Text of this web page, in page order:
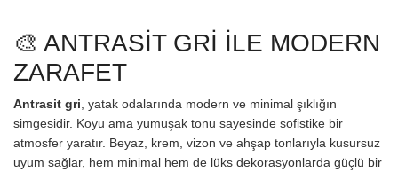
🎨 ANTRASİT GRİ İLE MODERN
ZARAFET
Antrasit gri , yatak odalarında modern ve minimal şıklığın
simgesidir. Koyu ama yumuşak tonu sayesinde sofistike bir
atmosfer yaratır. Beyaz, krem, vizon ve ahşap tonlarıyla kusursuz
uyum sağlar, hem minimal hem de lüks dekorasyonlarda güçlü bir